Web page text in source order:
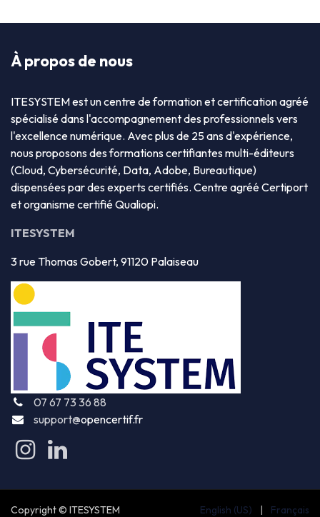
À propos de nous
ITESYSTEM est un centre de formation et certification agréé
spécialisé dans l'accompagnement des professionnels vers
l'excellence numérique. Avec plus de 25 ans d'expérience,
nous proposons des formations certifiantes multi-éditeurs
(Cloud, Cybersécurité, Data, Adobe, Bureautique)
dispensées par des experts certifiés. Centre agréé Certiport
et organisme certifié Qualiopi.
ITESYSTEM
3 rue Thomas Gobert, 91120 Palaiseau
07 67 73 36 88
support@opencertif.fr
Copyright © ITESYSTEM English (US) Français